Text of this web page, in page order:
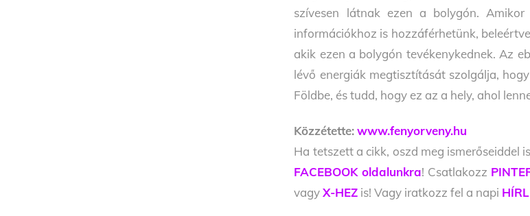
szívesen látnak ezen a bolygón.
információkhoz is hozzáférhetünk,
akik ezen a bolygón tevékenykednek. Az
lévő energiák megtisztítását szolgálja,
Földbe, és tudd, hogy ez az a hely, ahol
Közzétette: www.fenyorveny.hu
Ha tetszett a cikk, oszd meg ismerőseiddel
FACEBOOK oldalunkra! Csatlakozz
vagyX-HEZ is! Vagy iratkozz fel a napi